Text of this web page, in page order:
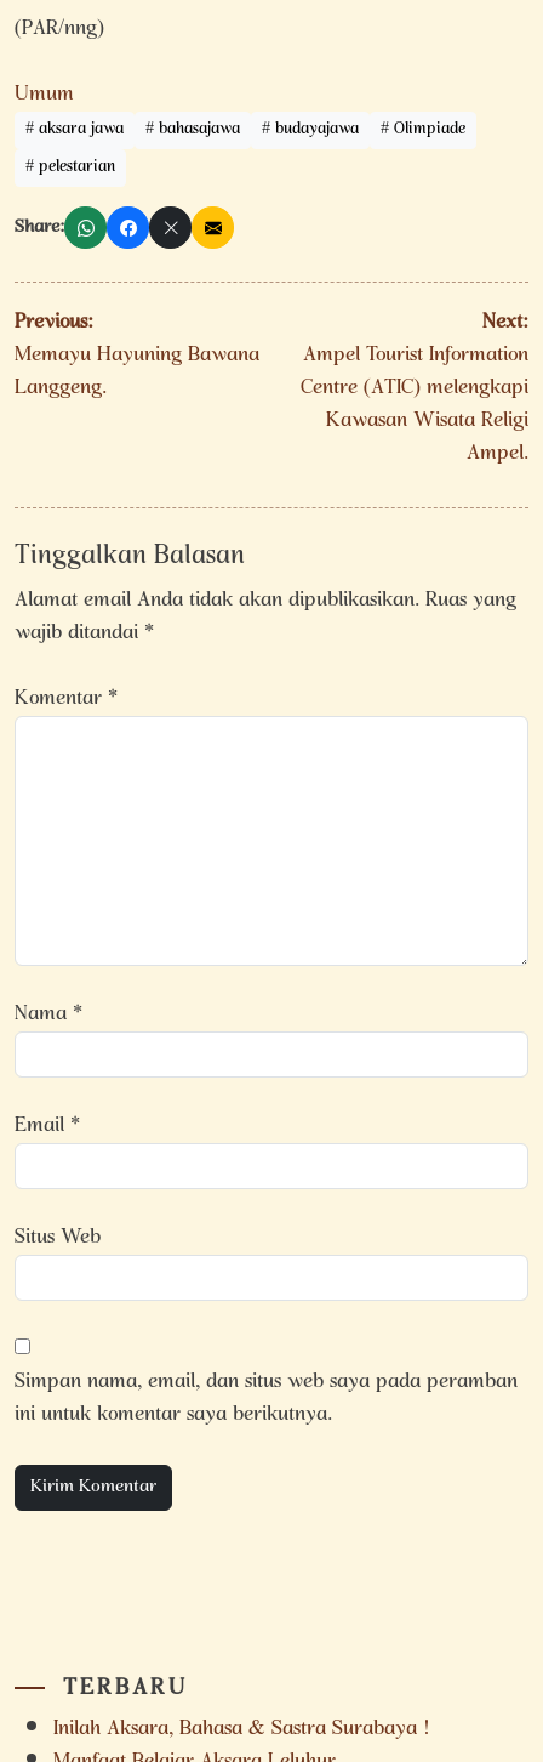
(PAR/nng)
Umum
aksara jawa bahasajawa budayajawa
Olimpiade
pelestarian
Share:
Navigasi
pos
Previous:
Memayu Hayuning Bawana
Langgeng.
Next:
Ampel Tourist Information
Centre (ATIC) melengkapi
Kawasan Wisata Religi
Ampel.
Tinggalkan Balasan
Alamat email Anda tidak akan dipublikasikan.Ruas yang
wajib ditandai*
Komentar*
Nama*
Email*
Situs Web
Simpan nama, email, dan situs web saya pada peramban
ini untuk komentar saya berikutnya.
TERBARU
Inilah Aksara, Bahasa & Sastra Surabaya !